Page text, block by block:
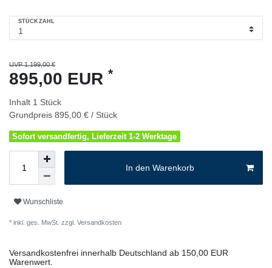
STÜCKZAHL
UVP 1.199,00 €
895,00 EUR *
Inhalt 1 Stück
Grundpreis 895,00 € / Stück
Sofort versandfertig, Lieferzeit 1-2 Werktage
In den Warenkorb
Wunschliste
* inkl. ges. MwSt. zzgl. Versandkosten
Versandkostenfrei innerhalb Deutschland ab 150,00 EUR
Warenwert.